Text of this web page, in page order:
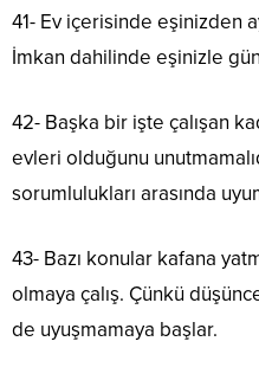
41- Ev içerisinde eşinizden
İmkan dahilinde eşinizle
42- Başka bir işte çalışan
evleri olduğunu
sorumlulukları arasında
43- Bazı konular kafana
olmaya çalış. Çünkü
de uyuşmamaya başlar.